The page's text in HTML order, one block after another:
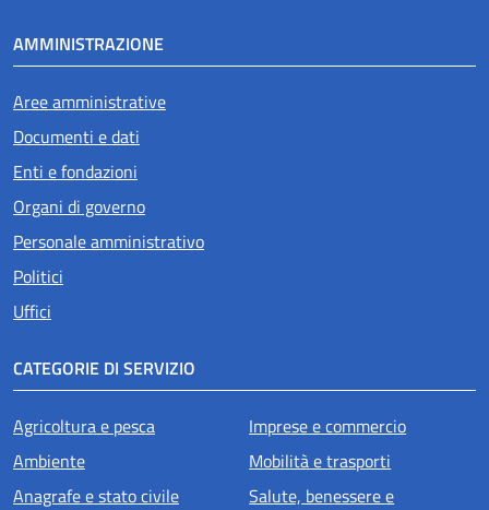
AMMINISTRAZIONE
Aree amministrative
Documenti e dati
Enti e fondazioni
Organi di governo
Personale amministrativo
Politici
Uffici
CATEGORIE DI SERVIZIO
Agricoltura e pesca
Ambiente
Anagrafe e stato civile
Imprese e commercio
Mobilità e trasporti
Salute, benessere e